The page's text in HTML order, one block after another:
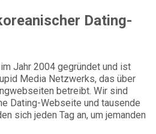
Dating-
Jahr 2004 gegründet und ist
Media Netzwerks, das über
betreibt. Wir sind
Dating-Webseite und tausende
sich jeden Tag an, um jemanden